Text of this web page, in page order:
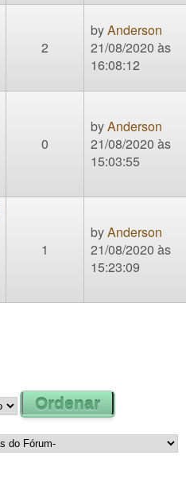
2
byAnderson
21/08/2020 às
16:08:12
0
byAnderson
21/08/2020 às
15:03:55
1
byAnderson
21/08/2020 às
15:23:09